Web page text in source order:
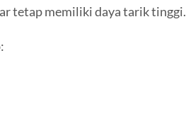
tetap memiliki daya tarik tinggi.